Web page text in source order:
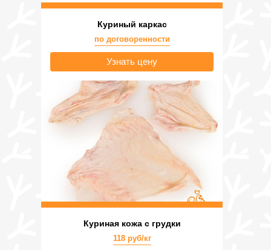
Куриный каркас
по договоренности
Узнать цену
Куриная кожа с грудки
118 руб/кг